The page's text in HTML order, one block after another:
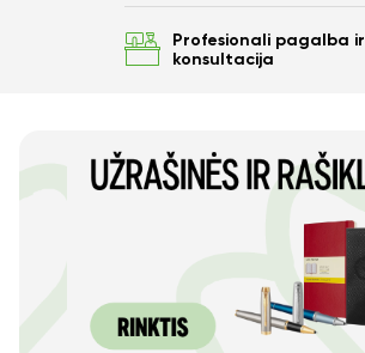
Profesionali pagalba ir
konsultacija
Ne